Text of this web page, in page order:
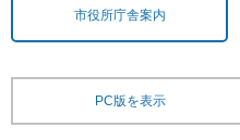
市役所庁舎案内
PC版を表示